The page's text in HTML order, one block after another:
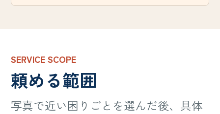
SERVICE SCOPE
頼める範囲
写真で近い困りごとを選んだ後、具体